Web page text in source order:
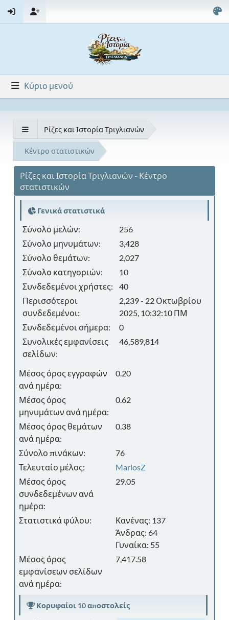
Κύριο μενού
Ρίζες και Ιστορία Τριγλιανών
Κέντρο στατιστικών
Ρίζες και Ιστορία Τριγλιανών - Κέντρο
στατιστικών
Γενικά στατιστικά
Σύνολο μελών:
256
Σύνολο μηνυμάτων:
3,428
Σύνολο θεμάτων:
2,027
Σύνολο κατηγοριών:
10
Συνδεδεμένοι χρήστες:
40
Περισσότεροι
συνδεδεμένοι:
2,239 - 22 Οκτωβρίου
2025, 10:32:10 ΠΜ
Συνδεδεμένοι σήμερα:
0
Συνολικές εμφανίσεις
σελίδων:
46,589,814
Μέσος όρος εγγραφών
ανά ημέρα:
0.20
Μέσος όρος
μηνυμάτων ανά ημέρα:
0.62
Μέσος όρος θεμάτων
ανά ημέρα:
0.38
Σύνολο πινάκων:
76
Τελευταίο μέλος:
MariosZ
Μέσος όρος
συνδεδεμένων ανά
ημέρα:
29.05
Στατιστικά φύλου:
Κανένας: 137
Άνδρας: 64
Γυναίκα: 55
Μέσος όρος
εμφανίσεων σελίδων
ανά ημέρα:
7,417.58
Κορυφαίοι 10 αποστολείς